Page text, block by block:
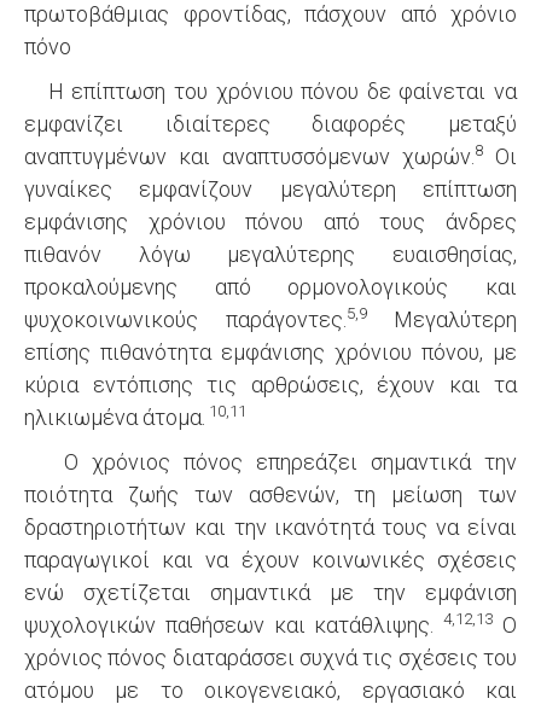
πρωτοβάθμιας φροντίδας, πάσχουν από χρόνιο
πόνο
H επίπτωση του χρόνιου πόνου δε φαίνεται να
εμφανίζει ιδιαίτερες διαφορές μεταξύ
αναπτυγμένων και αναπτυσσόμενων χωρών. 8
Οι
γυναίκες εμφανίζουν μεγαλύτερη επίπτωση
εμφάνισης χρόνιου πόνου από τους άνδρες
πιθανόν λόγω μεγαλύτερης ευαισθησίας,
προκαλούμενης από ορμονολογικούς και
ψυχοκοινωνικούς παράγοντες. 5,9Μεγαλύτερη
επίσης πιθανότητα εμφάνισης χρόνιου πόνου, με
κύρια εντόπισης τις αρθρώσεις, έχουν και τα
ηλικιωμένα άτομα. 10,11
Ο χρόνιος πόνος επηρεάζει σημαντικά την
ποιότητα ζωής των ασθενών, τη μείωση των
δραστηριοτήτων και την ικανότητά τους να είναι
παραγωγικοί και να έχουν κοινωνικές σχέσεις
ενώ σχετίζεται σημαντικά με την εμφάνιση
ψυχολογικών παθήσεων και κατάθλιψης.4,12,13 Ο
χρόνιος πόνος διαταράσσει συχνά τις σχέσεις του
ατόμου με το οικογενειακό, εργασιακό και